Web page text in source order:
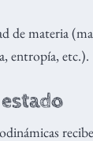
de materia
entropía, etc.).